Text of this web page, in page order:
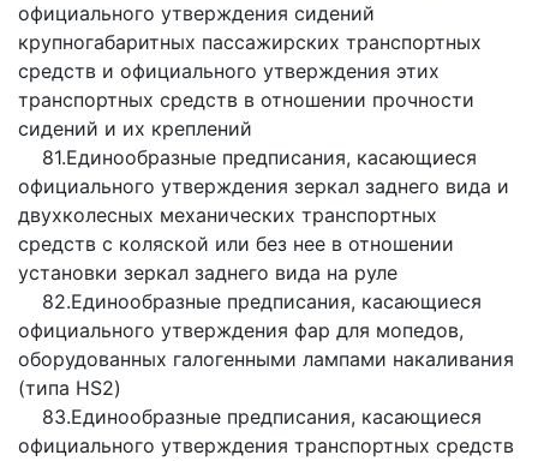
официального утверждения сидений
крупногабаритных пассажирских транспортных
средств и официального утверждения этих
транспортных средств в отношении прочности
сидений и их креплений
81.Единообразные предписания, касающиеся
официального утверждения зеркал заднего вида и
двухколесных механических транспортных
средств с коляской или без нее в отношении
установки зеркал заднего вида на руле
82.Единообразные предписания, касающиеся
официального утверждения фар для мопедов,
оборудованных галогенными лампами накаливания
(типа HS2)
83.Единообразные предписания, касающиеся
официального утверждения транспортных средств